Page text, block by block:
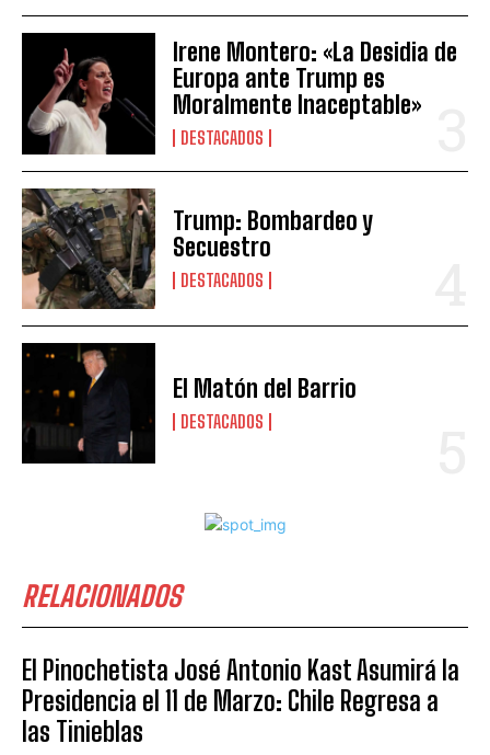
Irene Montero: «La Desidia de
Europa ante Trump es
Moralmente Inaceptable»
DESTACADOS
Trump: Bombardeo y
Secuestro
DESTACADOS
El Matón del Barrio
DESTACADOS
RELACIONADOS
El Pinochetista José Antonio Kast Asumirá la
Presidencia el 11 de Marzo: Chile Regresa a
las Tinieblas